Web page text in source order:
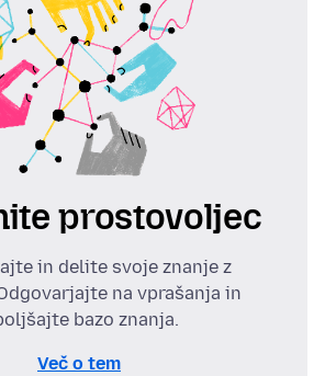
prostovoljec
in delite svoje znanje z
na vprašanja in
bazo znanja.
Več o tem